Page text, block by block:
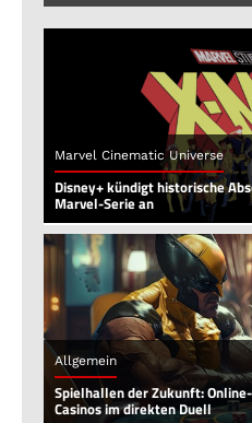
Marvel Cinematic Universe
Disney+ kündigt historische
Marvel-Serie an
Allgemein
Spielhallen der Zukunft:
Casinos im direkten Duell